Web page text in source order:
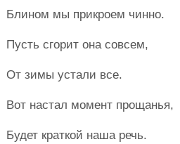
Блином мы прикроем чинно.
Пусть сгорит она совсем,
От зимы устали все.
Вот настал момент прощанья,
Будет краткой наша речь.